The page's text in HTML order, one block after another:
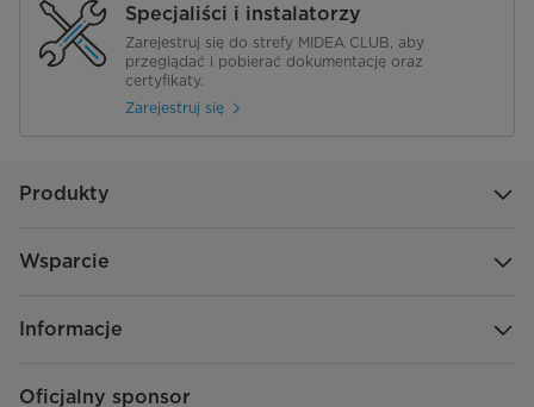
Specjaliści i instalatorzy
Zarejestruj się do strefy MIDEA CLUB, aby
przeglądać i pobierać dokumentację oraz
certyfikaty.
Zarejestruj się
Produkty
Wsparcie
Informacje
Oficjalny sponsor